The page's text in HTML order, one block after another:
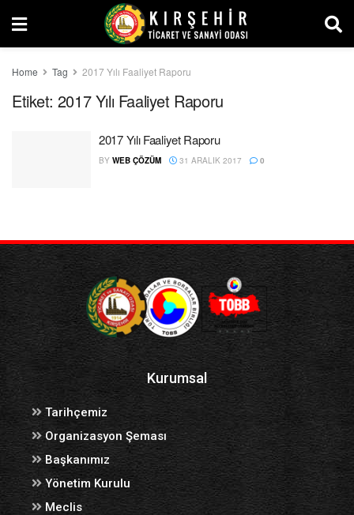
Home Tag 2017 Yılı Faaliyet Raporu
Etiket: 2017 Yılı Faaliyet Raporu
2017 Yılı Faaliyet Raporu
BY WEB ÇÖZÜM 31 ARALIK 2017 0
Kurumsal
Tarihçemiz
Organizasyon Şeması
Başkanımız
Yönetim Kurulu
Meclis